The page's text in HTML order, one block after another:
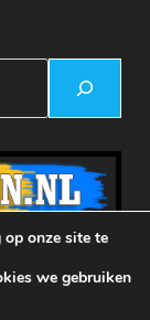
onze site te
we gebruiken